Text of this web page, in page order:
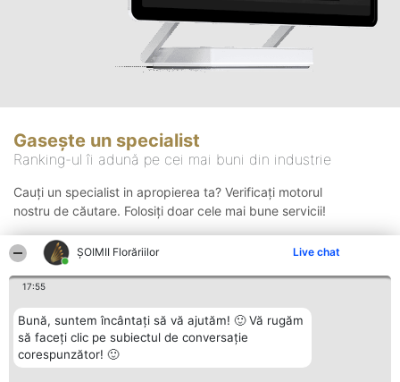
ȘOIMII Florăriilor Live chat
17:55
Bună, suntem încântați să vă ajutăm! 🙂 Vă rugăm
să faceți clic pe subiectul de conversație
corespunzător! 🙂
Gasește un specialist
Ranking-ul îi adună pe cei mai buni din industrie
Cauți un specialist in apropierea ta? Verificați motorul
nostru de căutare. Folosiți doar cele mai bune servicii!